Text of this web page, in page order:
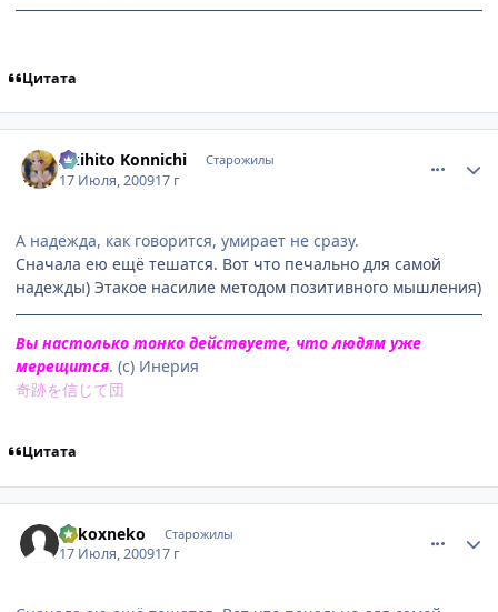
Цитата
Akihito Konnichi Старожилы
17 Июля, 200917 г
А надежда, как говорится, умирает не сразу.
Сначала ею ещё тешатся. Вот что печально для самой
надежды) Этакое насилие методом позитивного мышления)
Вы настолько тонко действуете, что людям уже
мерещится. (с) Инерия
奇跡を信じて団
Цитата
nekoxneko Старожилы
17 Июля, 200917 г